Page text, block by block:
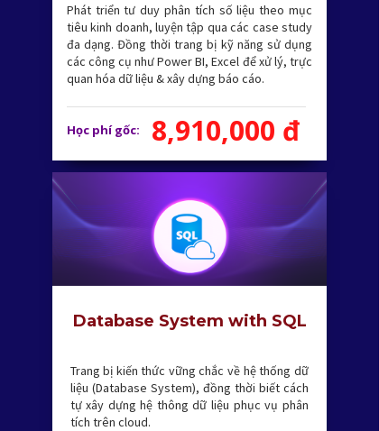
Phát triển tư duy phân tích số liệu theo mục
tiêu kinh doanh, luyện tập qua các case study
đa dạng. Đồng thời trang bị kỹ năng sử dụng
các công cụ như Power BI, Excel để xử lý, trực
quan hóa dữ liệu & xây dựng báo cáo.
Học phí gốc: 8,910,000 đ
Trang bị kiến thức vững chắc về hệ thống dữ
liệu (Database System), đồng thời biết cách
tự xây dựng hệ thông dữ liệu phục vụ phân
tích trên cloud.
Database System with SQL